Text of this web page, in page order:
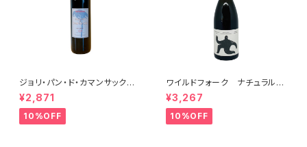
ジョリ・パン・ド・カマンサック 2
018
¥2,871
10%OFF
ワイルドフォーク ナチュラル
シャルドネ 2023
¥3,267
10%OFF